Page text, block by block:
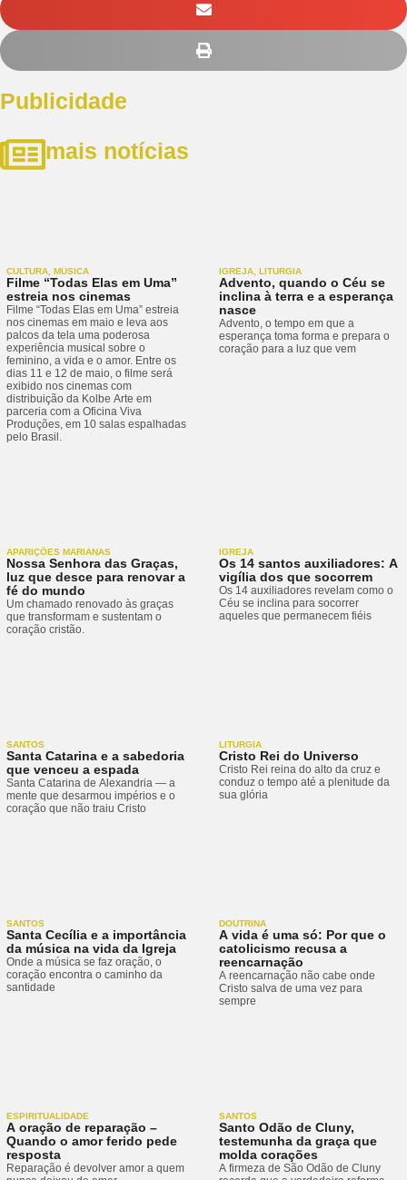
Publicidade
mais notícias
CULTURA MÚSICA
Filme “Todas Elas em Uma”
estreia nos cinemas
Filme “Todas Elas em Uma” estreia
nos cinemas em maio e leva aos
palcos da tela uma poderosa
experiência musical sobre o
feminino, a vida e o amor. Entre os
dias 11 e 12 de maio, o filme será
exibido nos cinemas com
distribuição da Kolbe Arte em
parceria com a Oficina Viva
Produções, em 10 salas espalhadas
pelo Brasil.
IGREJA LITURGIA
Advento, quando o Céu se
inclina à terra e a esperança
nasce
Advento, o tempo em que a
esperança toma forma e prepara o
coração para a luz que vem
APARIÇÕES MARIANAS
Nossa Senhora das Graças,
luz que desce para renovar a
fé do mundo
Um chamado renovado às graças
que transformam e sustentam o
coração cristão.
IGREJA
Os 14 santos auxiliadores: A
vigília dos que socorrem
Os 14 auxiliadores revelam como o
Céu se inclina para socorrer
aqueles que permanecem fiéis
SANTOS
Santa Catarina e a sabedoria
que venceu a espada
Santa Catarina de Alexandria — a
mente que desarmou impérios e o
coração que não traiu Cristo
LITURGIA
Cristo Rei do Universo
Cristo Rei reina do alto da cruz e
conduz o tempo até a plenitude da
sua glória
SANTOS
Santa Cecília e a importância
da música na vida da Igreja
Onde a música se faz oração, o
coração encontra o caminho da
santidade
DOUTRINA
A vida é uma só: Por que o
catolicismo recusa a
reencarnação
A reencarnação não cabe onde
Cristo salva de uma vez para
sempre
ESPIRITUALIDADE
A oração de reparação –
Quando o amor ferido pede
resposta
Reparação é devolver amor a quem
SANTOS
Santo Odão de Cluny,
testemunha da graça que
molda corações
A firmeza de São Odão de Cluny